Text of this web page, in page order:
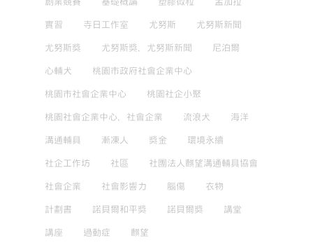
實習 寺日工作室 尤努斯 尤努斯新聞
尤努斯獎 尤努斯獎，尤努斯新聞 尼泊爾
心輔犬 桃園市政府社會企業中心
桃園市社會企業中心 桃園社企小聚
桃園社會企業中心，社會企業 流浪犬 海洋
溝通輔具 漸凍人 獎金 環境永續
社企工作坊 社區 社團法人麒望溝通輔具協會
社會企業 社會影響力 腦傷 衣物
計劃書 諾貝爾和平獎 諾貝爾獎 講堂
講座 過動症 麒望